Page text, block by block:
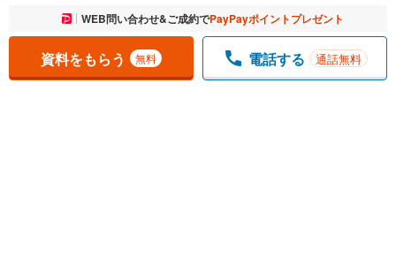
お気に入りに追加しました。 一覧を開く
WEB問い合わせ&ご成約でPayPayポイントプレゼント
資料をもらう 無料 電話する 通話無料